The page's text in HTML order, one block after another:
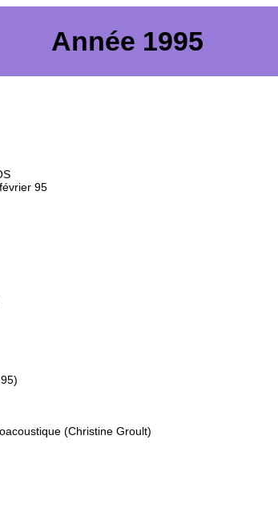
Année 1995
95
(Christine Groult)